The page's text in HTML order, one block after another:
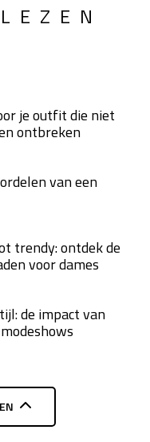
je outfit die niet
ontbreken
van een
trendy: ontdek de
voor dames
de impact van